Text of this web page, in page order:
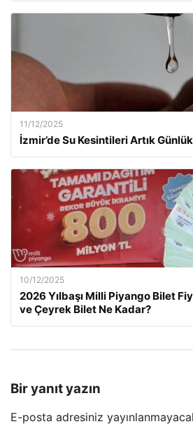
11/12/2025
İzmir’de Su Kesintileri Artık
10/12/2025
2026 Yılbaşı Milli Piyango Bilet
ve Çeyrek Bilet Ne Kadar?
Bir yanıt yazın
E-posta adresiniz